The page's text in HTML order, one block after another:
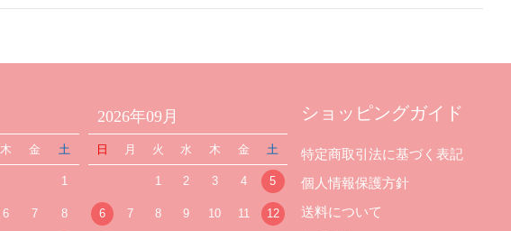
木 金 土
1
6 7 8
2026年09月
日 月 火 水 木 金 土
1 2 3 4 5
6 7 8 9 10 11 12
ショッピングガイド
特定商取引法に基づく表記
個人情報保護方針
送料について